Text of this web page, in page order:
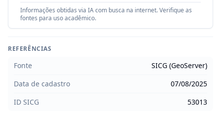
Informações obtidas via IA com busca na internet. Verifique as
fontes para uso acadêmico.
REFERÊNCIAS
Fonte
SICG (GeoServer)
Data de cadastro
07/08/2025
ID SICG
53013